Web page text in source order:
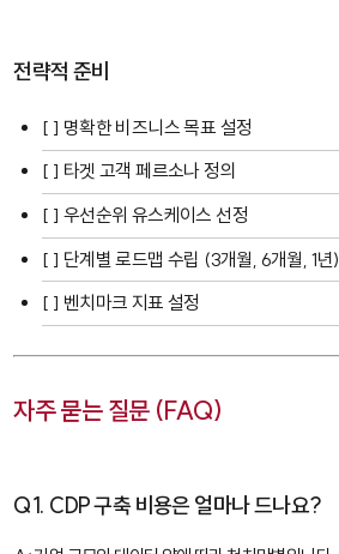
전략적 준비
[ ] 명확한 비즈니스 목표 설정
[ ] 타겟 고객 페르소나 정의
[ ] 우선순위 유스케이스 선정
[ ] 단계별 로드맵 수립 (3개월, 6개월, 1년)
[ ] 벤치마크 지표 설정
자주 묻는 질문 (FAQ)
Q1. CDP 구축 비용은 얼마나 드나요?